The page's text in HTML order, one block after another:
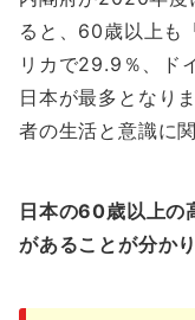
ると、60歳以上も
リカで29.9％、ド
日本が最多となり
者の生活と意識に
日本の60歳以上の
があることが分かり